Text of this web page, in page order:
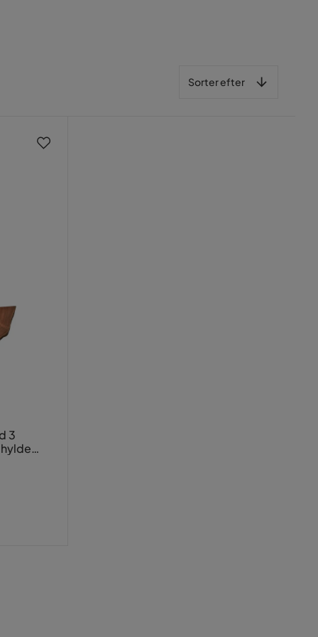
Sorter efter
3